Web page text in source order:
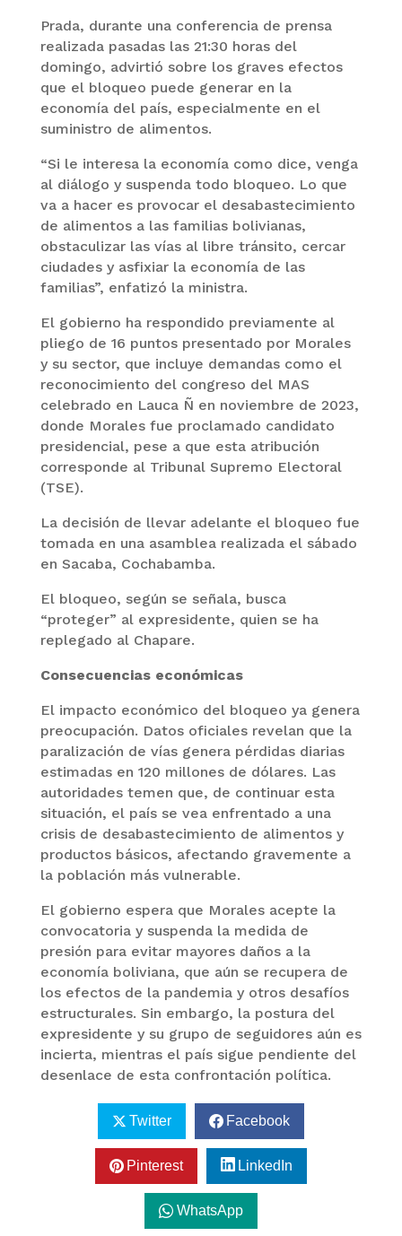
Prada, durante una conferencia de prensa
realizada pasadas las 21:30 horas del
domingo, advirtió sobre los graves efectos
que el bloqueo puede generar en la
economía del país, especialmente en el
suministro de alimentos.
“Si le interesa la economía como dice, venga
al diálogo y suspenda todo bloqueo. Lo que
va a hacer es provocar el desabastecimiento
de alimentos a las familias bolivianas,
obstaculizar las vías al libre tránsito, cercar
ciudades y asfixiar la economía de las
familias”, enfatizó la ministra.
El gobierno ha respondido previamente al
pliego de 16 puntos presentado por Morales
y su sector, que incluye demandas como el
reconocimiento del congreso del MAS
celebrado en Lauca Ñ en noviembre de 2023,
donde Morales fue proclamado candidato
presidencial, pese a que esta atribución
corresponde al Tribunal Supremo Electoral
(TSE).
La decisión de llevar adelante el bloqueo fue
tomada en una asamblea realizada el sábado
en Sacaba, Cochabamba.
El bloqueo, según se señala, busca
“proteger” al expresidente, quien se ha
replegado al Chapare.
Consecuencias económicas
El impacto económico del bloqueo ya genera
preocupación. Datos oficiales revelan que la
paralización de vías genera pérdidas diarias
estimadas en 120 millones de dólares. Las
autoridades temen que, de continuar esta
situación, el país se vea enfrentado a una
crisis de desabastecimiento de alimentos y
productos básicos, afectando gravemente a
la población más vulnerable.
El gobierno espera que Morales acepte la
convocatoria y suspenda la medida de
presión para evitar mayores daños a la
economía boliviana, que aún se recupera de
los efectos de la pandemia y otros desafíos
estructurales. Sin embargo, la postura del
expresidente y su grupo de seguidores aún es
incierta, mientras el país sigue pendiente del
desenlace de esta confrontación política.
Twitter Facebook
Pinterest LinkedIn
WhatsApp